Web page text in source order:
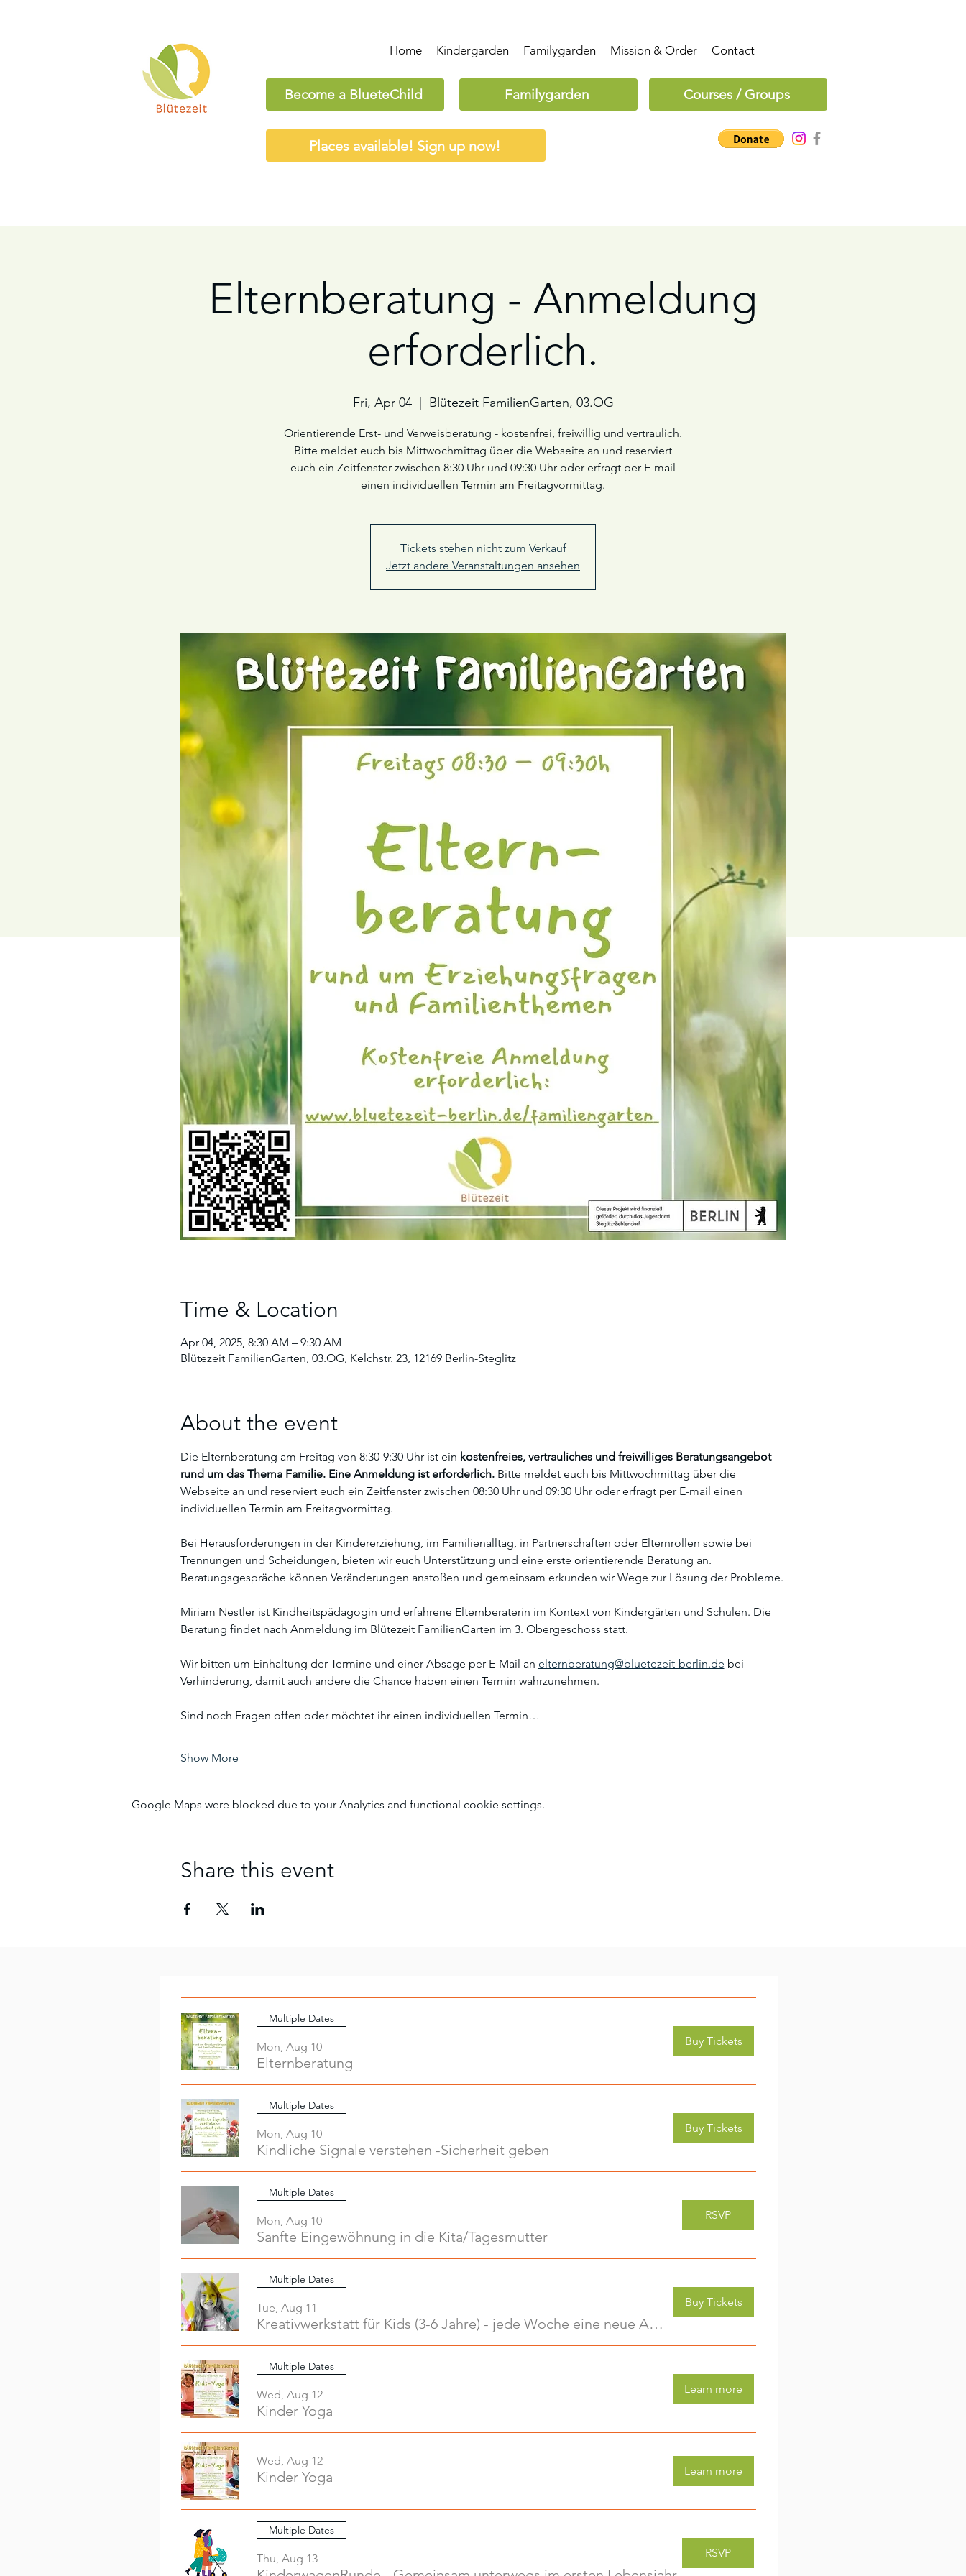
Home Kindergarden Familygarden Mission & Order Contact
Become a BlueteChild Familygarden Courses / Groups
Places available! Sign up now!
Elternberatung - Anmeldung
erforderlich.
Fri, Apr 04
  |
Blütezeit FamilienGarten, 03.OG
Orientierende Erst- und Verweisberatung - kostenfrei, freiwillig und vertraulich.
Bitte meldet euch bis Mittwochmittag über die Webseite an und reserviert
euch ein Zeitfenster zwischen 8:30 Uhr und 09:30 Uhr oder erfragt per E-mail
einen individuellen Termin am Freitagvormittag.
Tickets stehen nicht zum Verkauf
Jetzt andere Veranstaltungen ansehen
Time & Location
Apr 04, 2025, 8:30 AM – 9:30 AM
Blütezeit FamilienGarten, 03.OG, Kelchstr. 23, 12169 Berlin-Steglitz
About the event
Die Elternberatung am Freitag von 8:30-9:30 Uhr ist ein kostenfreies, vertrauliches und freiwilliges Beratungsangebot
rund um das Thema Familie. Eine Anmeldung ist erforderlich. Bitte meldet euch bis Mittwochmittag über die
Webseite an und reserviert euch ein Zeitfenster zwischen 08:30 Uhr und 09:30 Uhr oder erfragt per E-mail einen
individuellen Termin am Freitagvormittag.
Bei Herausforderungen in der Kindererziehung, im Familienalltag, in Partnerschaften oder Elternrollen sowie bei
Trennungen und Scheidungen, bieten wir euch Unterstützung und eine erste orientierende Beratung an.
Beratungsgespräche können Veränderungen anstoßen und gemeinsam erkunden wir Wege zur Lösung der Probleme.
Miriam Nestler ist Kindheitspädagogin und erfahrene Elternberaterin im Kontext von Kindergärten und Schulen. Die
Beratung findet nach Anmeldung im Blütezeit FamilienGarten im 3. Obergeschoss statt.
Wir bitten um Einhaltung der Termine und einer Absage per E-Mail an elternberatung@bluetezeit-berlin.de bei
Verhinderung, damit auch andere die Chance haben einen Termin wahrzunehmen.
Sind noch Fragen offen oder möchtet ihr einen individuellen Termin…
Show More
Google Maps were blocked due to your Analytics and functional cookie settings.
Share this event
Multiple Dates
Mon, Aug 10
Elternberatung
Buy Tickets
Multiple Dates
Mon, Aug 10
Kindliche Signale verstehen -Sicherheit geben
Buy Tickets
Multiple Dates
Mon, Aug 10
Sanfte Eingewöhnung in die Kita/Tagesmutter
RSVP
Multiple Dates
Tue, Aug 11
Kreativwerkstatt für Kids (3-6 Jahre) - jede Woche eine neue Aktivität (2)
Buy Tickets
Multiple Dates
Wed, Aug 12
Kinder Yoga
Learn more
Wed, Aug 12
Kinder Yoga Learn more
Multiple Dates
Thu, Aug 13 RSVP